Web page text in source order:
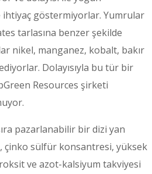
göstermiyorlar. Yumrular
tarlasına benzer şekilde
nikel, manganez, kobalt, bakır
Dolayısıyla bu tür bir
Resources şirketi
pazarlanabilir bir dizi yan
çinko sülfür konsantresi, yüksek
ve azot-kalsiyum takviyesi